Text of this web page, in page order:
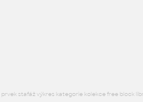
stafáž výkres kategorie kolekce free block